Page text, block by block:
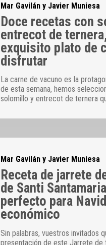
Mar Gavilán y Javier Muniesa
Doce recetas con
entrecot de
exquisito plato de
disfrutar
La carne de vacuno es la
de esta semana, hemos
solomillo y entrecot de ternera
Mar Gavilán y Javier Muniesa
Receta de jarrete
de Santi
perfecto para
económico
Sin palabras, vuestros invitados
presentación de este Jarrete de